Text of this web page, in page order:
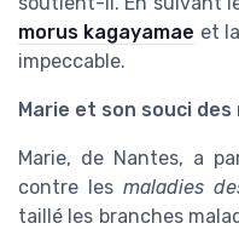
morus kagayamae et
impeccable.
Marie et son souci des
Marie, de Nantes, a
contre lesmaladies
taillé les branches